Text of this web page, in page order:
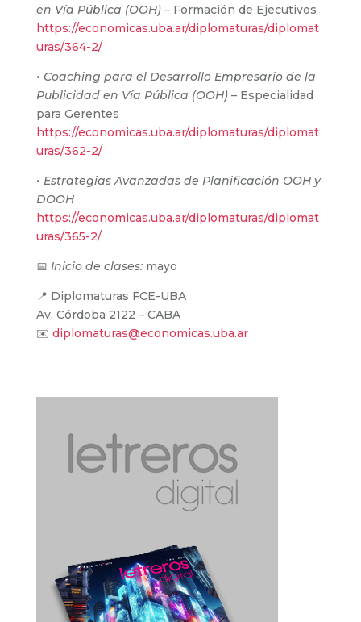
en Vía Pública (OOH)– Formación de Ejecutivos
https://economicas.uba.ar/diplomaturas/diplomat
uras/364-2/
• Coaching para el Desarrollo Empresario de la
Publicidad en Vía Pública (OOH)– Especialidad
para Gerentes
https://economicas.uba.ar/diplomaturas/diplomat
uras/362-2/
• Estrategias Avanzadas de Planificación OOH y
DOOH
https://economicas.uba.ar/diplomaturas/diplomat
uras/365-2/
📅 Inicio de clases:mayo
📍 Diplomaturas FCE-UBA
Av. Córdoba 2122 – CABA
✉️ diplomaturas@economicas.uba.ar